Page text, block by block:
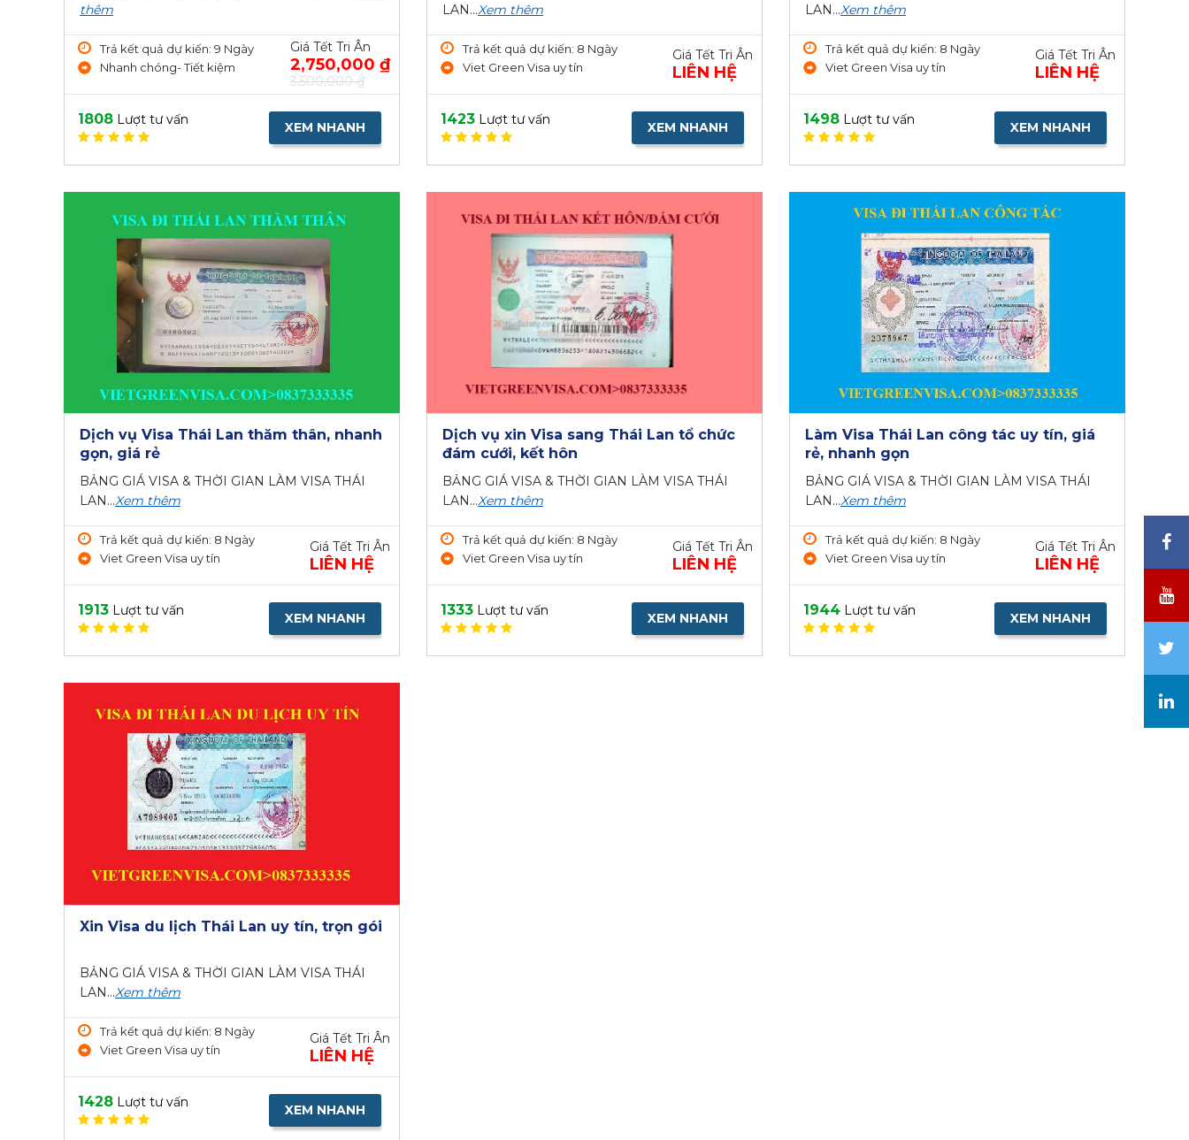
thêm
Trả kết quả dự kiến: 9 Ngày
Nhanh chóng- Tiết kiệm
Giá Tết Tri Ân
2,750,000 ₫
3,500,000 ₫
1808 Lượt tư vấn XEM NHANH
LAN...Xem thêm
Trả kết quả dự kiến: 8 Ngày
Viet Green Visa uy tín
Giá Tết Tri Ân
LIÊN HỆ
1423Lượt tư vấn XEM NHANH
LAN...Xem thêm
Trả kết quả dự kiến: 8 Ngày
Viet Green Visa uy tín
Giá Tết Tri Ân
LIÊN HỆ
1498Lượt tư vấn XEM NHANH
Dịch vụ Visa Thái Lan thăm thân, nhanh
gọn, giá rẻ
BẢNG GIÁ VISA & THỜI GIAN LÀM VISA THÁI
LAN...Xem thêm
Trả kết quả dự kiến: 8 Ngày
Viet Green Visa uy tín
Giá Tết Tri Ân
LIÊN HỆ
1913 Lượt tư vấn XEM NHANH
Dịch vụ xin Visa sang Thái Lan tổ chức
đám cưới, kết hôn
BẢNG GIÁ VISA & THỜI GIAN LÀM VISA THÁI
LAN...Xem thêm
Trả kết quả dự kiến: 8 Ngày
Viet Green Visa uy tín
Giá Tết Tri Ân
LIÊN HỆ
1333Lượt tư vấn XEM NHANH
Làm Visa Thái Lan công tác uy tín, giá
rẻ, nhanh gọn
BẢNG GIÁ VISA & THỜI GIAN LÀM VISA THÁI
LAN...Xem thêm
Trả kết quả dự kiến: 8 Ngày
Viet Green Visa uy tín
Giá Tết Tri Ân
LIÊN HỆ
1944Lượt tư vấn XEM NHANH
Xin Visa du lịch Thái Lan uy tín, trọn gói
BẢNG GIÁ VISA & THỜI GIAN LÀM VISA THÁI
LAN...Xem thêm
Trả kết quả dự kiến: 8 Ngày
Viet Green Visa uy tín
Giá Tết Tri Ân
LIÊN HỆ
1428 Lượt tư vấn XEM NHANH